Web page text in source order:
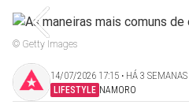
© Getty Images
14/07/2026 17:15 ‧ HÁ 3
LIFESTYLE NAMORO